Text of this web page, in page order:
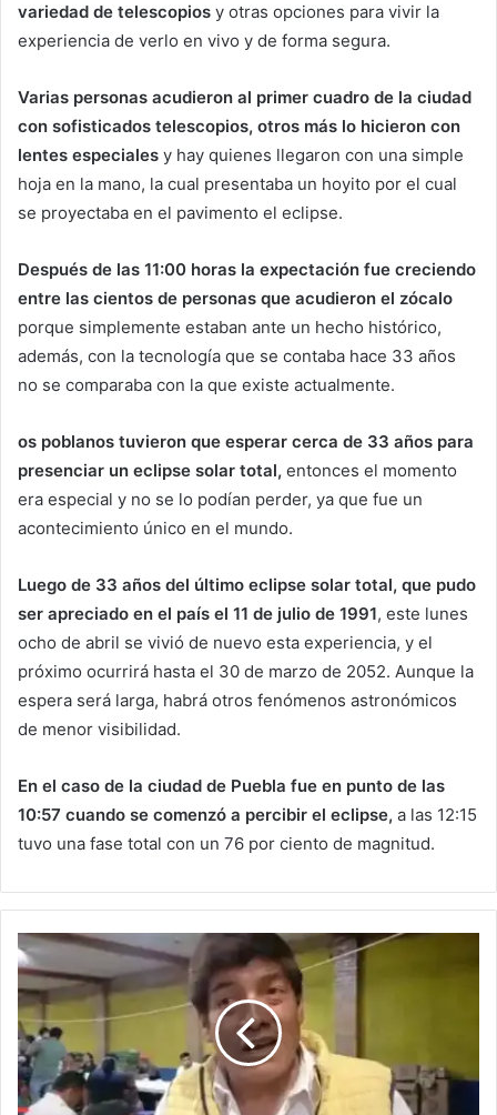
variedad de telescopios y otras opciones para vivir la
experiencia de verlo en vivo y de forma segura.
Varias personas acudieron al primer cuadro de la ciudad
con sofisticados telescopios, otros más lo hicieron con
lentes especiales y hay quienes llegaron con una simple
hoja en la mano, la cual presentaba un hoyito por el cual
se proyectaba en el pavimento el eclipse.
Después de las 11:00 horas la expectación fue creciendo
entre las cientos de personas que acudieron el zócalo
porque simplemente estaban ante un hecho histórico,
además, con la tecnología que se contaba hace 33 años
no se comparaba con la que existe actualmente.
os poblanos tuvieron que esperar cerca de 33 años para
presenciar un eclipse solar total, entonces el momento
era especial y no se lo podían perder, ya que fue un
acontecimiento único en el mundo.
Luego de 33 años del último eclipse solar total, que pudo
ser apreciado en el país el 11 de julio de 1991, este lunes
ocho de abril se vivió de nuevo esta experiencia, y el
próximo ocurrirá hasta el 30 de marzo de 2052. Aunque la
espera será larga, habrá otros fenómenos astronómicos
de menor visibilidad.
En el caso de la ciudad de Puebla fue en punto de las
10:57 cuando se comenzó a percibir el eclipse, a las 12:15
tuvo una fase total con un 76 por ciento de magnitud.